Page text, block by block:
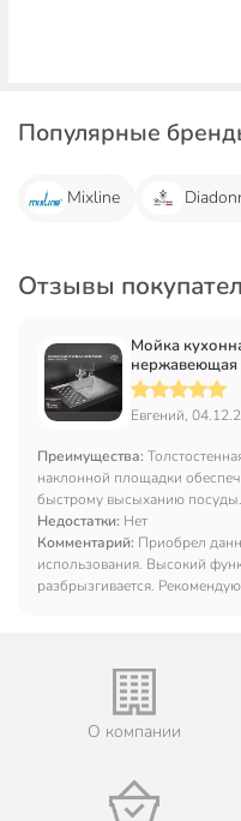
Популярные
Mixline
Отзывы
Мойка
нержавеющая
Евгений,
Преимущества:
наклонной площадки
быстрому высыханию
края. Технологические
монтаж.
Недостатки: Нет
Комментарий: Приобрел
использования. Высокий
разбрызгивается.
О компании